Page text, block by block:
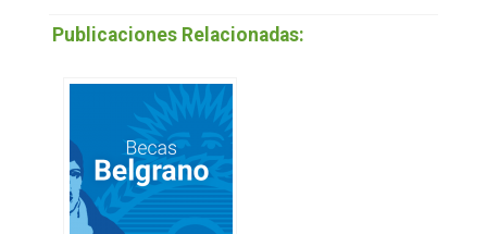
Publicaciones Relacionadas: